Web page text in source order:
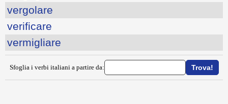
vergolare
verificare
vermigliare
Sfoglia i verbi italiani a partire da: